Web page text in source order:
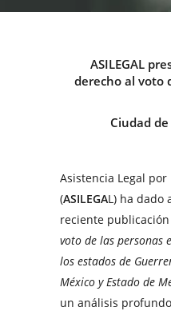
ASILEGAL
derecho al voto
Ciudad
Asistencia Legal
(ASILEGAL) ha dado
reciente
voto de las personas
los estados de
México y Estado de
un análisis